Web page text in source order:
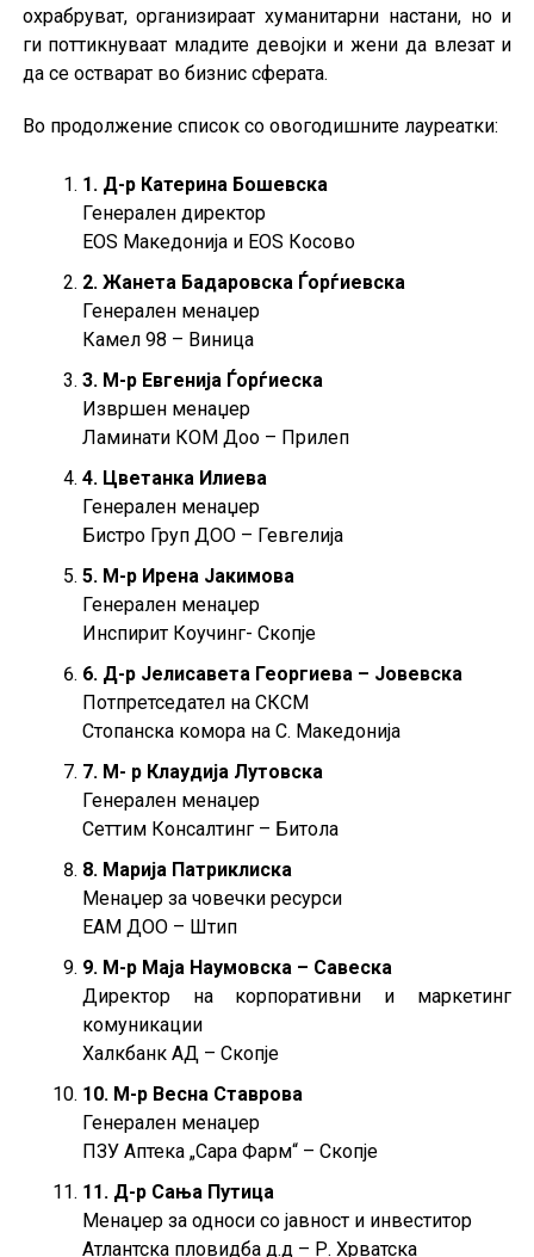
охрабруват, организираат хуманитарни настани, но и
ги поттикнуваат младите девојки и жени да влезат и
да се остварат во бизнис сферата.
Во продолжение список со овогодишните лауреатки:
1. Д-р Катерина Бошевска
Генерален директор
ЕОS Македонија и EOS Косово
2. Жанета Бадаровска Ѓорѓиевска
Генерален менаџер
Камел 98 – Виница
3. М-р Евгенија Ѓорѓиеска
Извршен менаџер
Ламинати КОМ Доо – Прилеп
4. Цветанка Илиева
Генерален менаџер
Бистро Груп ДОО – Гевгелија
5. М-р Ирена Јакимова
Генерален менаџер
Инспирит Коучинг- Скопје
6. Д-р Јелисавета Георгиева – Јовевска
Потпретседател на СКСМ
Стопанска комора на С. Македонија
7. M- р Клаудија Лутовска
Генерален менаџер
Сеттим Консалтинг – Битола
8. Марија Патриклиска
Менаџер за човечки ресурси
ЕАМ ДОО – Штип
9. М-р Маја Наумовска – Савеска
Директор на корпоративни и маркетинг
комуникации
Халкбанк АД – Скопје
10. М-р Весна Ставрова
Генерален менаџер
ПЗУ Аптека „Сара Фарм“ – Скопје
11. Д-р Сања Путица
Менаџер за односи со јавност и инвеститор
Атлантска пловидба д.д – Р. Хрватска